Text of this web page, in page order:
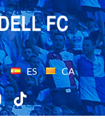
ES CA